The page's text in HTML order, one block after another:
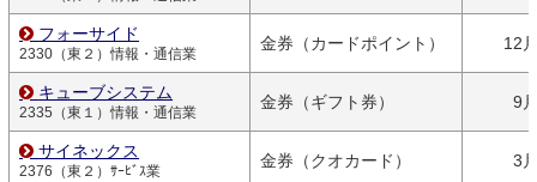
フォーサイド
2330（東２）情報・通信業
金券（カードポイント） 12
キューブシステム
2335（東１）情報・通信業
金券（ギフト券） 9
サイネックス
2376（東２）ｻｰﾋﾞｽ業
金券（クオカード） 3